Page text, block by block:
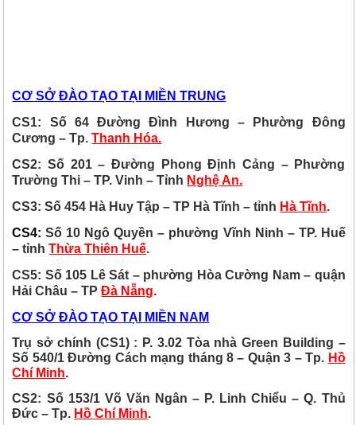
CƠ SỞ ĐÀO TẠO TẠI MIỀN TRUNG
CS1: Số 64 Đường Đình Hương – Phường Đông
Cương – Tp.Thanh Hóa.
CS2: Số 201 – Đường Phong Định Cảng – Phường
Trường Thi – TP. Vinh – Tỉnh Nghệ An.
CS3: Số 454 Hà Huy Tập – TP Hà Tĩnh – tỉnh Hà Tĩnh.
CS4: Số 10 Ngô Quyền – phường Vĩnh Ninh – TP. Huế
– tỉnhThừa Thiên Huế.
CS5: Số 105 Lê Sát – phường Hòa Cường Nam – quận
Hải Châu – TPĐà Nẵng.
CƠ SỞĐÀO TẠO TẠI MIỀN NAM
Trụ sở chính (CS1) : P. 3.02 Tòa nhà Green Building –
Số 540/1 Đường Cách mạng tháng 8 – Quận 3 – Tp. Hồ
Chí Minh.
CS2: Số 153/1 Võ Văn Ngân – P. Linh Chiểu – Q. Thủ
Đức – Tp. Hồ Chí Minh.